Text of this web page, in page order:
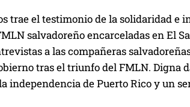
trae el testimonio de la solidaridad e
salvadoreño encarceladas en El
a las compañeras
tras el triunfo del FMLN. Digna
independencia de Puerto Rico y un